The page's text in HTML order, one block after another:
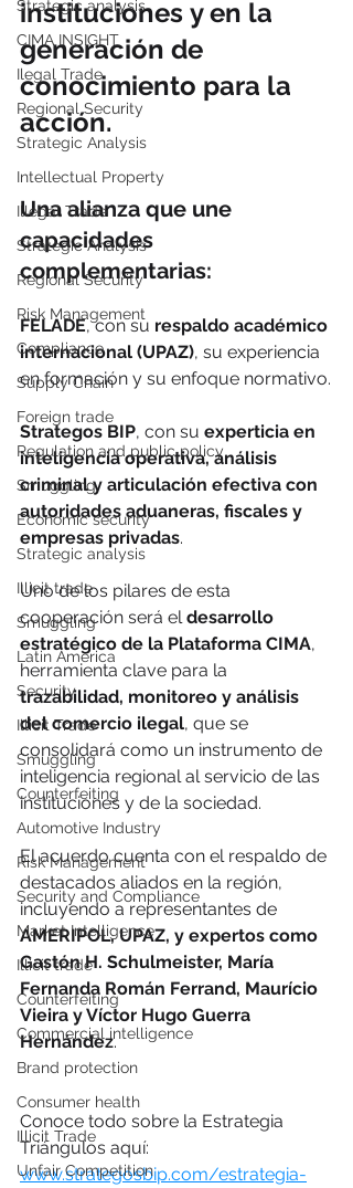
Strategic analysis
CIMA INSIGHT
Ilegal Trade
Regional Security
Strategic Analysis
Intellectual Property
Illegal Trade
Strategic Analysis
Regional Security
Risk Management
Compliance
Supply Chain
Foreign trade
Regulation and public policy
Smuggling
Economic security
Strategic analysis
Illicit trade
Smuggling
Latin America
Security
Illicit Trade
Smuggling
Counterfeiting
Automotive Industry
Risk Management
Security and Compliance
Market Intelligence
Illicit trade
Counterfeiting
Commercial intelligence
Brand protection
Consumer health
Illicit Trade
Unfair Competition
instituciones y en la
generación de
conocimiento para la
acción.
Una alianza que une
capacidades
complementarias:
FELADE, con su respaldo académico
internacional (UPAZ), su experiencia
en formación y su enfoque normativo.
Strategos BIP, con su experticia en
inteligencia operativa, análisis
criminal y articulación efectiva con
autoridades aduaneras, fiscales y
empresas privadas.
Uno de los pilares de esta
cooperación será el desarrollo
estratégico de la Plataforma CIMA,
herramienta clave para la
trazabilidad, monitoreo y análisis
del comercio ilegal, que se
consolidará como un instrumento de
inteligencia regional al servicio de las
instituciones y de la sociedad.
El acuerdo cuenta con el respaldo de
destacados aliados en la región,
incluyendo a representantes de
AMERIPOL, UPAZ, y expertos como
Gastón H. Schulmeister, María
Fernanda Román Ferrand, Maurício
Vieira y Víctor Hugo Guerra
Hernández.
Conoce todo sobre la Estrategia
Triángulos aquí:
www.strategosbip.com/estrategia-